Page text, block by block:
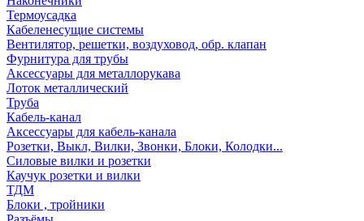
Термоусадка
Кабеленесущие системы
Вентилятор, решетки, воздуховод, обр. клапан
Фурнитура для трубы
Аксессуары для металлорукава
Лоток металлический
Труба
Кабель-канал
Аксессуары для кабель-канала
Розетки, Выкл, Вилки, Звонки, Блоки, Колодки...
Силовые вилки и розетки
Каучук розетки и вилки
ТДМ
Блоки , тройники